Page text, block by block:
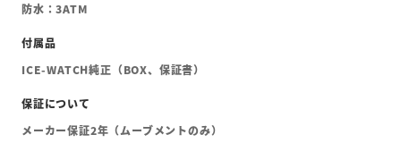
防水：3ATM
ICE-WATCH純正（BOX、保証書）
メーカー保証2年（ムーブメントのみ）